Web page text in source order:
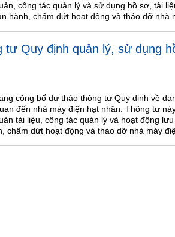
công tác quản lý và sử dụng hồ sơ, tài
hành, chấm dứt hoạt động và tháo dỡ nhà
tư Quy định quản lý, sử dụng
công bố dự thảo thông tư Quy định về
đến nhà máy điện hạt nhân. Thông tư
tài liệu, công tác quản lý và hoạt động
chấm dứt hoạt động và tháo dỡ nhà máy